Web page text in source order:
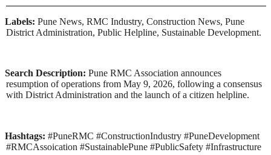
Labels: Pune News, RMC Industry, Construction News, Pune
District Administration, Public Helpline, Sustainable Development.
Search Description: Pune RMC Association announces
resumption of operations from May 9, 2026, following a consensus
with District Administration and the launch of a citizen helpline.
Hashtags: #PuneRMC #ConstructionIndustry #PuneDevelopment
#RMCAssoication #SustainablePune #PublicSafety #Infrastructure